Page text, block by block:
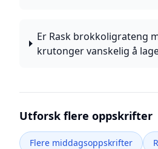
Er Rask brokkoligrateng
krutonger vanskelig å
Utforsk flere oppskrifter
Flere middagsoppskrifter